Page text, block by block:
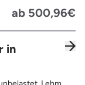
Holz (z.B.
Textilien wie
ab 500,96€
in